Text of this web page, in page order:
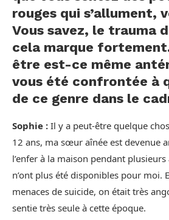
rouges qui s’allument,
Vous savez, le trauma
cela marque
être est-ce même
vous été confrontée à
de ce genre dans le
Sophie : Il y a peut-être quelque
12 ans, ma sœur aînée est devenue
l’enfer à la maison pendant
n’ont plus été disponibles pour moi.
menaces de suicide, on était très
sentie très seule à cette époque.